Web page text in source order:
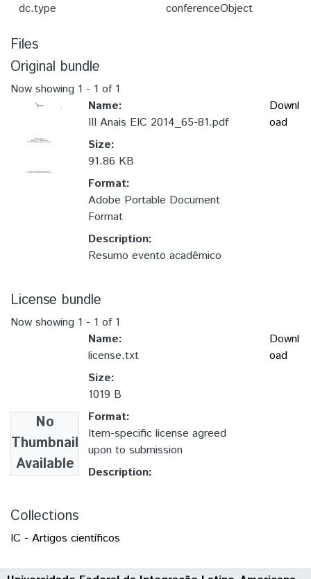
dc.type conferenceObject
Files
Original bundle
Now showing 1 - 1 of 1
Name:
III Anais EIC 2014_65-81.pdf
Size:
91.86 KB
Format:
Adobe Portable Document
Format
Description:
Resumo evento acadêmico
Downl
oad
License bundle
Now showing 1 - 1 of 1
No
Thumbnail
Available
Name:
license.txt
Size:
1019 B
Format:
Item-specific license agreed
upon to submission
Description:
Downl
oad
Collections
IC - Artigos científicos